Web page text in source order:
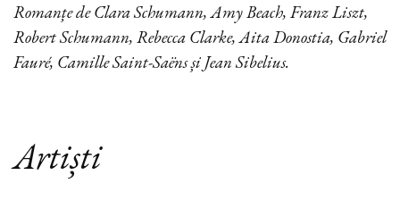
Romanțe de Clara Schumann, Amy Beach, Franz Liszt,
Robert Schumann, Rebecca Clarke, Aita Donostia, Gabriel
Fauré, Camille Saint-Saëns și Jean Sibelius.
Artiști